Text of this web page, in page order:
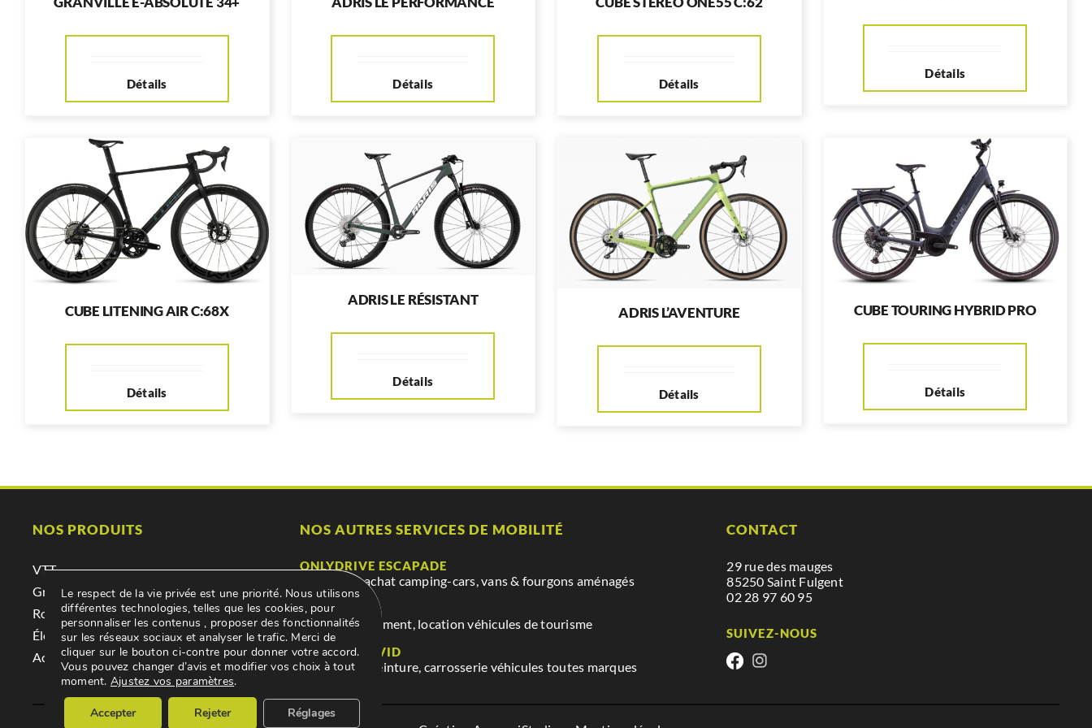
Détails Détails Détails
Détails
CUBE LITENING AIR C:68X
Détails
ADRIS LE RÉSISTANT
Détails
ADRIS L’AVENTURE
Détails
CUBE TOURING HYBRID PRO
Détails
NOS PRODUITS
VTT
Gravel
Route
Électrique
Accessoires
NOS AUTRES SERVICES DE MOBILITÉ
ONLYDRIVE ESCAPADE
Location & achat camping-cars, vans & fourgons aménagés
ONLYDRIVE
Achat, abonnement, location véhicules de tourisme
GARAGE DAVID
Mécanique, peinture, carrosserie véhicules toutes marques
CONTACT
29 rue des mauges
85250 Saint Fulgent
02 28 97 60 95
SUIVEZ-NOUS
Le respect de la vie privée est une priorité. Nous utilisons
différentes technologies, telles que les cookies, pour
personnaliser les contenus , proposer des fonctionnalités
sur les réseaux sociaux et analyser le trafic. Merci de
cliquer sur le bouton ci-contre pour donner votre accord.
Vous pouvez changer d’avis et modifier vos choix à tout
moment. Ajustez vos paramètres.
Accepter Rejeter Réglages